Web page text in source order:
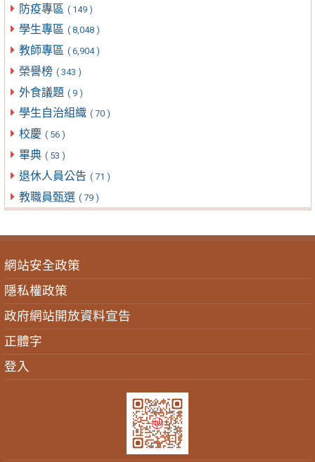
防疫專區 ( 149 )
學生專區 ( 8,048 )
教師專區 ( 6,904 )
榮譽榜 ( 343 )
外食議題 ( 9 )
學生自治組織 ( 70 )
校慶 ( 56 )
畢典 ( 53 )
退休人員公告 ( 71 )
教職員甄選 ( 79 )
網站安全政策
隱私權政策
政府網站開放資料宣告
正體字
登入